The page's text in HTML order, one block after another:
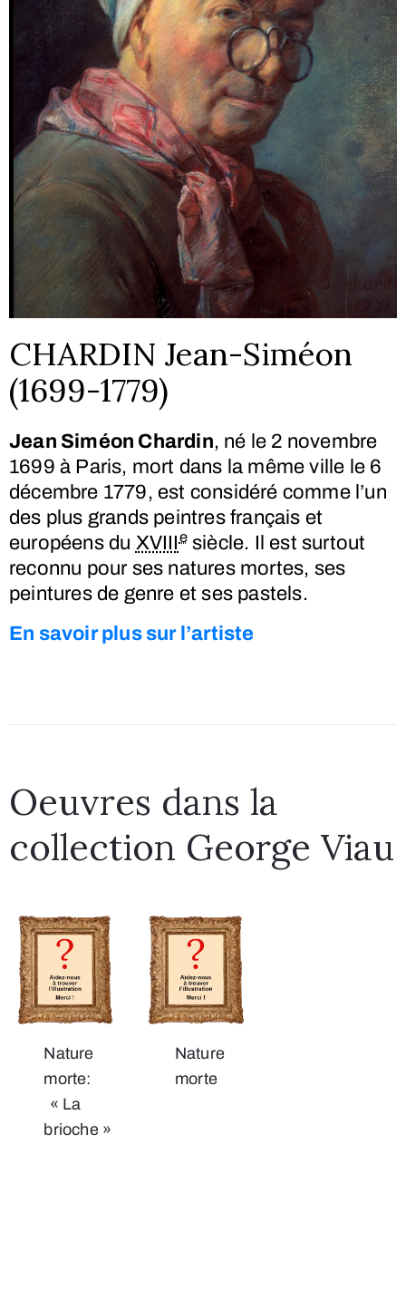
CHARDIN Jean-Siméon
(1699-1779)
Jean Siméon Chardin, né le 2 novembre
1699 à Paris, mort dans la même ville le 6
décembre 1779, est considéré comme l’un
des plus grands peintres français et
européens du XVIIIesiècle. Il est surtout
reconnu pour ses natures mortes, ses
peintures de genre et ses pastels.
En savoir plus sur l’artiste
Oeuvres dans la
collection George Viau
Nature
morte:
« La
brioche »
Nature
morte